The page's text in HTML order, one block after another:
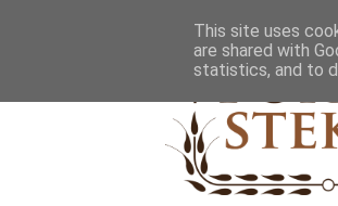
This site uses
are shared with
statistics, and to